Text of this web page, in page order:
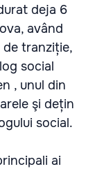
deja 6
având
tranziție,
social
, unul din
şi dețin
social.
ai